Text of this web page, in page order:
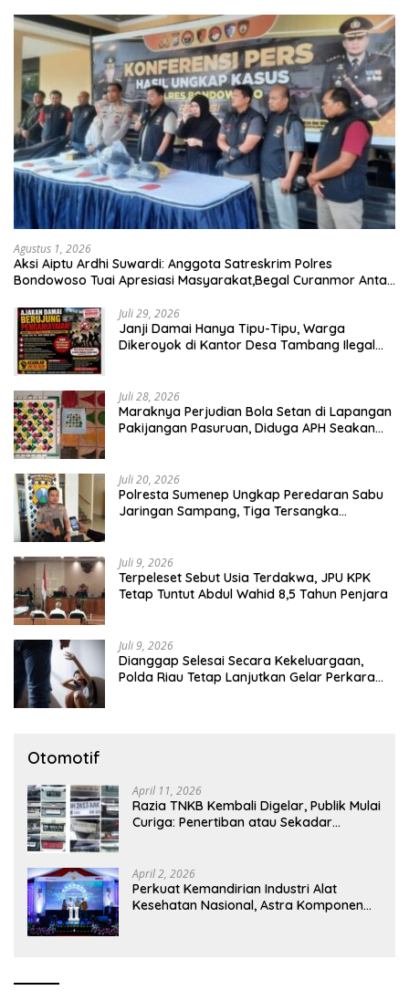
Agustus 1, 2026
Aksi Aiptu Ardhi Suwardi: Anggota Satreskrim Polres
Bondowoso Tuai Apresiasi Masyarakat,Begal Curanmor Antar
Juli 29, 2026
Janji Damai Hanya Tipu-Tipu, Warga
Dikeroyok di Kantor Desa Tambang Ilegal
Juli 28, 2026
Maraknya Perjudian Bola Setan di Lapangan
Pakijangan Pasuruan, Diduga APH Seakan
Juli 20, 2026
Polresta Sumenep Ungkap Peredaran Sabu
Jaringan Sampang, Tiga Tersangka
Juli 9, 2026
Terpeleset Sebut Usia Terdakwa, JPU KPK
Tetap Tuntut Abdul Wahid 8,5 Tahun Penjara
Juli 9, 2026
Dianggap Selesai Secara Kekeluargaan,
Polda Riau Tetap Lanjutkan Gelar Perkara
Otomotif
April 11, 2026
Razia TNKB Kembali Digelar, Publik Mulai
Curiga: Penertiban atau Sekadar
April 2, 2026
Perkuat Kemandirian Industri Alat
Kesehatan Nasional, Astra Komponen